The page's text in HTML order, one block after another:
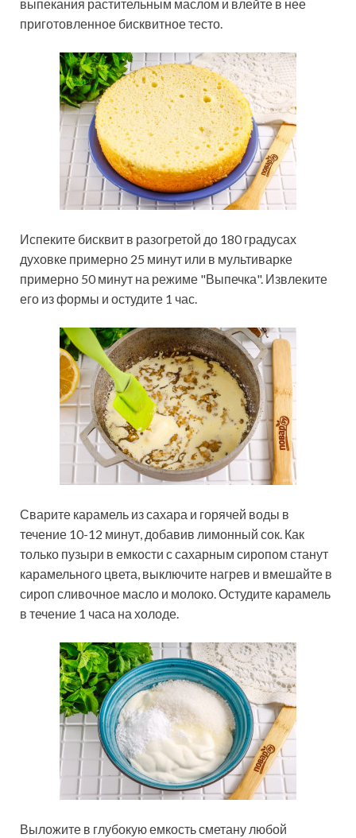
выпекания растительным маслом и влейте в нее
приготовленное бисквитное тесто.
Испеките бисквит в разогретой до 180 градусах
духовке примерно 25 минут или в мультиварке
примерно 50 минут на режиме "Выпечка". Извлеките
его из формы и остудите 1 час.
Сварите карамель из сахара и горячей воды в
течение 10-12 минут, добавив лимонный сок. Как
только пузыри в емкости с сахарным сиропом станут
карамельного цвета, выключите нагрев и вмешайте в
сироп сливочное масло и молоко. Остудите карамель
в течение 1 часа на холоде.
Выложите в глубокую емкость сметану любой